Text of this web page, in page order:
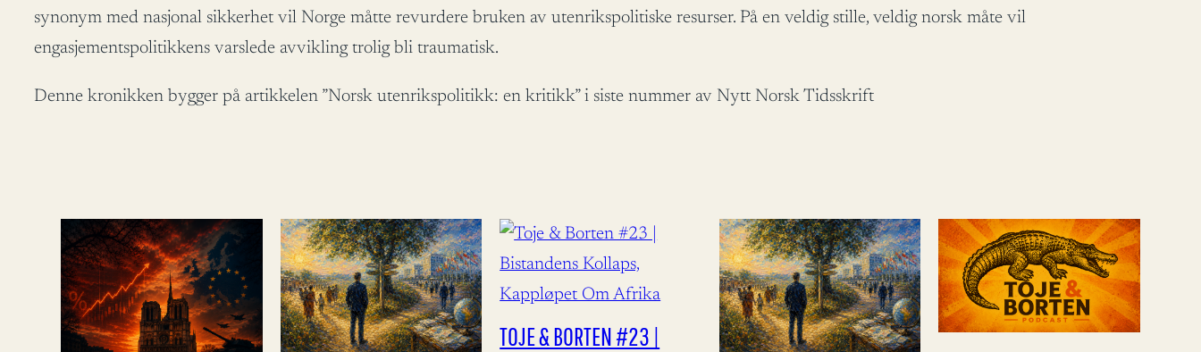
synonym med nasjonal sikkerhet vil Norge måtte revurdere bruken av utenrikspolitiske resurser. På en veldig stille, veldig norsk måte vil
engasjementspolitikkens varslede avvikling trolig bli traumatisk.
Denne kronikken bygger på artikkelen ”Norsk utenrikspolitikk: en kritikk” i siste nummer av Nytt Norsk Tidsskrift
TOJE & BORTEN #23 |